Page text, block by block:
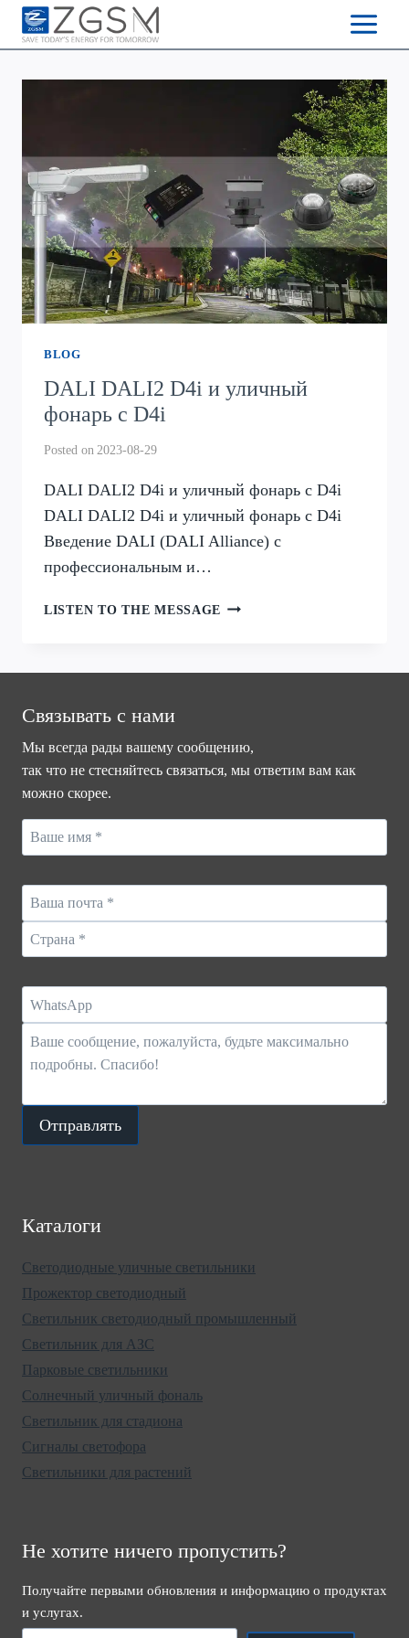
Skip
BLOG
DALI DALI2 D4i и уличный
фонарь с D4i
Posted on 2023-08-29
DALI DALI2 D4i и уличный фонарь с D4i
DALI DALI2 D4i и уличный фонарь с D4i
Введение DALI (DALI Alliance) с
профессиональным и…
LISTEN TO THE MESSAGE DALI
D4I
Связывать с нами
Мы всегда рады вашему сообщению,
так что не стесняйтесь связаться, мы ответим вам как
можно скорее.
Отправлять
Каталоги
Светодиодные уличные светильники
Прожектор светодиодный
Светильник светодиодный промышленный
Светильник для АЗС
Парковые светильники
Солнечный уличный фональ
Светильник для стадиона
Сигналы светофора
Светильники для растений
Не хотите ничего пропустить?
Получайте первыми обновления и информацию о продуктах
и услугах.